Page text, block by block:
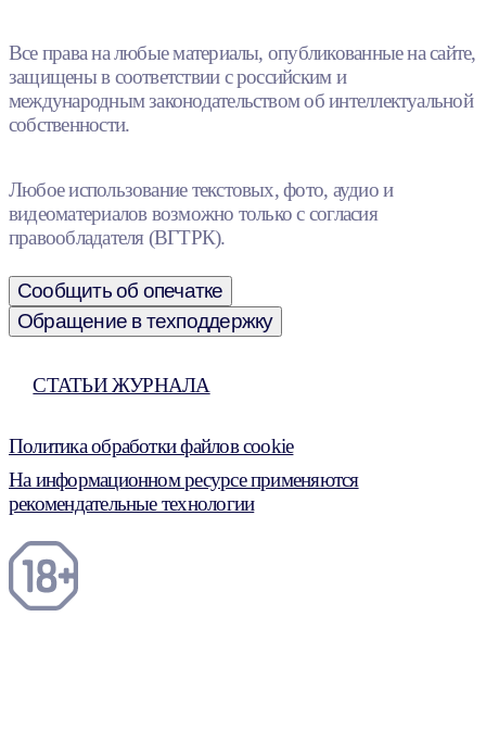
Все права на любые материалы, опубликованные на сайте,
защищены в соответствии с российским и
международным законодательством об интеллектуальной
собственности.
Любое использование текстовых, фото, аудио и
видеоматериалов возможно только с согласия
правообладателя (ВГТРК).
Сообщить об опечатке
Обращение в техподдержку
СТАТЬИ ЖУРНАЛА
Политика обработки файлов cookie
На информационном ресурсе применяются
рекомендательные технологии